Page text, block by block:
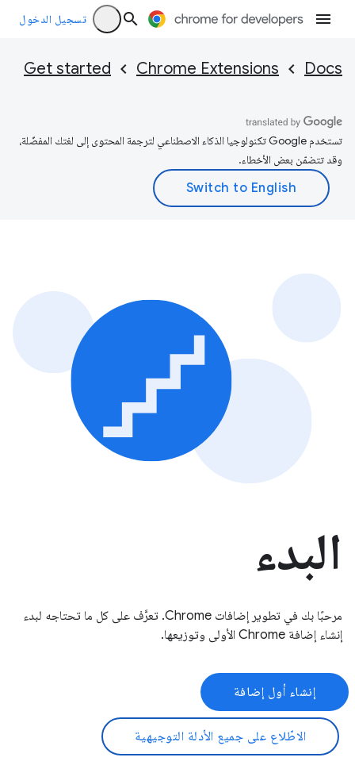
تسجيل الدخول
Docs
Chrome Extensions
Get started
تستخدم Google تكنولوجيا الذكاء الاصطناعي لترجمة المحتوى إلى لغتك المفضّلة،
وقد تتضمّن بعض الأخطاء.
البدء
مرحبًا بك في تطوير إضافات Chrome. تعرَّف على كل ما تحتاجه لبدء
إنشاء إضافة Chrome الأولى وتوزيعها.
إنشاء أول إضافة
الاطّلاع على جميع الأدلة التوجيهية